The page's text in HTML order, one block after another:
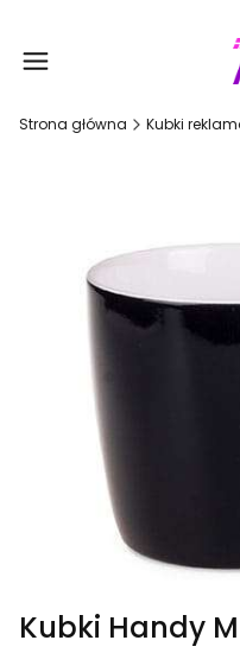
Strona główna Kubki
Kubki Handy